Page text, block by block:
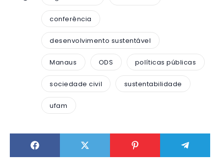
conferência
desenvolvimento sustentável
Manaus ODS políticas públicas
sociedade civil sustentabilidade
ufam